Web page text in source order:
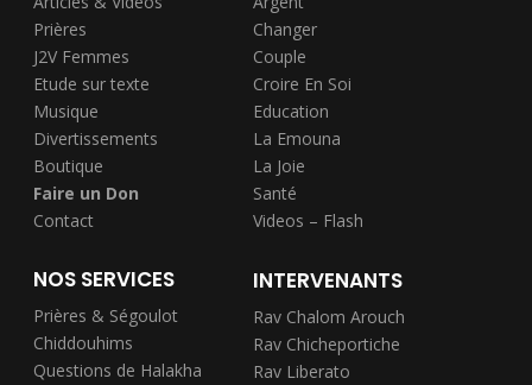
Prières
J2V Femmes
Etude sur texte
Musique
Divertissements
Boutique
Faire un Don
Contact
Changer
Couple
Croire En Soi
Education
La Emouna
La Joie
Santé
Videos – Flash
NOS SERVICES
Prières & Ségoulot
Chiddouhims
Questions de Halakha
INTERVENANTS
Rav Chalom Arouch
Rav Chicheportiche
Rav Liberato